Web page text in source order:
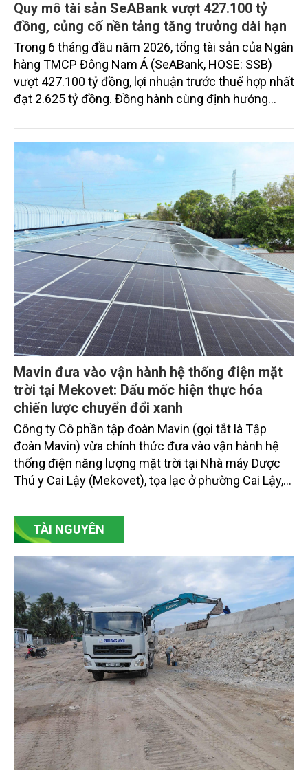
Quy mô tài sản SeABank vượt 427.100 tỷ
đồng, củng cố nền tảng tăng trưởng dài hạn
Trong 6 tháng đầu năm 2026, tổng tài sản của Ngân
hàng TMCP Đông Nam Á (SeABank, HOSE: SSB)
vượt 427.100 tỷ đồng, lợi nhuận trước thuế hợp nhất
đạt 2.625 tỷ đồng. Đồng hành cùng định hướng
SeABank tiếp tục duy trì hoạt động hiệu quả, mở
rộng tín dụng, củng cố nguồn vốn và đảm bảo các
chỉ tiêu an toàn.
Mavin đưa vào vận hành hệ thống điện mặt
trời tại Mekovet: Dấu mốc hiện thực hóa
chiến lược chuyển đổi xanh
Công ty Cô phần tập đoàn Mavin (gọi tắt là Tập
đoàn Mavin) vừa chính thức đưa vào vận hành hệ
thống điện năng lượng mặt trời tại Nhà máy Dược
Thú y Cai Lậy (Mekovet), tọa lạc ở phường Cai Lậy,
TÀI NGUYÊN